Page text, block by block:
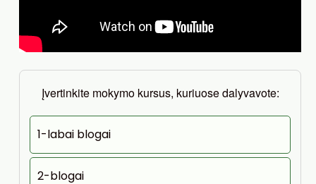
Įvertinkite mokymo kursus, kuriuose dalyvavote:
1-labai blogai
2-blogai